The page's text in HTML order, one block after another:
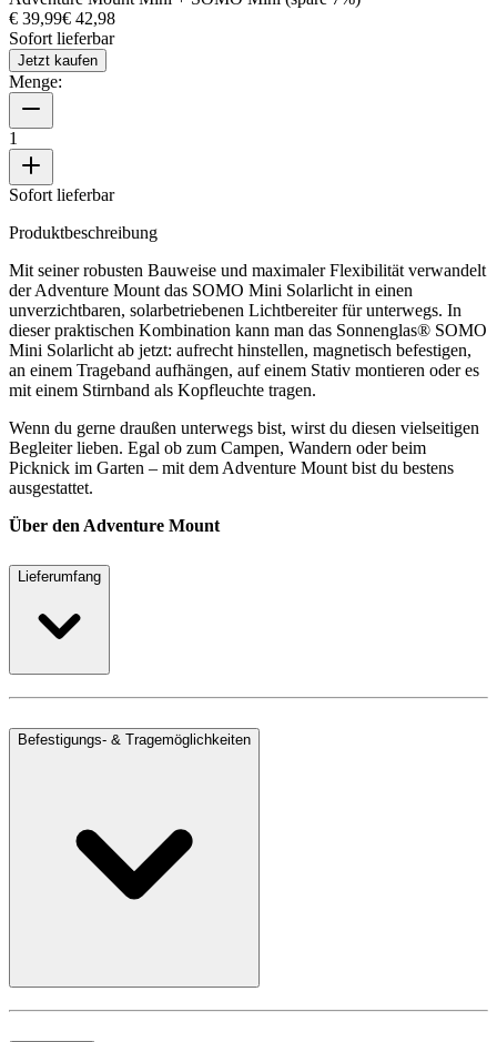
€ 39,99€ 42,98
Sofort lieferbar
Jetzt kaufen
Menge:
1
Sofort lieferbar
Produktbeschreibung
Mit seiner robusten Bauweise und maximaler Flexibilität verwandelt
der Adventure Mount das SOMO Mini Solarlicht in einen
unverzichtbaren, solarbetriebenen Lichtbereiter für unterwegs. In
dieser praktischen Kombination kann man das Sonnenglas® SOMO
Mini Solarlicht ab jetzt: aufrecht hinstellen, magnetisch befestigen,
an einem Trageband aufhängen, auf einem Stativ montieren oder es
mit einem Stirnband als Kopfleuchte tragen.
Wenn du gerne draußen unterwegs bist, wirst du diesen vielseitigen
Begleiter lieben. Egal ob zum Campen, Wandern oder beim
Picknick im Garten – mit dem Adventure Mount bist du bestens
ausgestattet.
Über den Adventure Mount
Lieferumfang
Befestigungs- & Tragemöglichkeiten